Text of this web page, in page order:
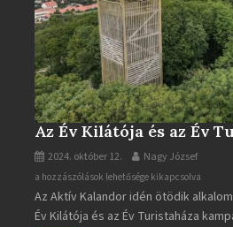
Az Év Kilátója és az Év
2024. október 12. Nagy József
Az
Év
Kilátója
a hozzászólások lehetősége kikapcsolva
Az Aktív Kalandor idén ötödik
Év Kilátója és az Év Turistaháza